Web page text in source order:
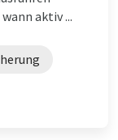
aktiv ...